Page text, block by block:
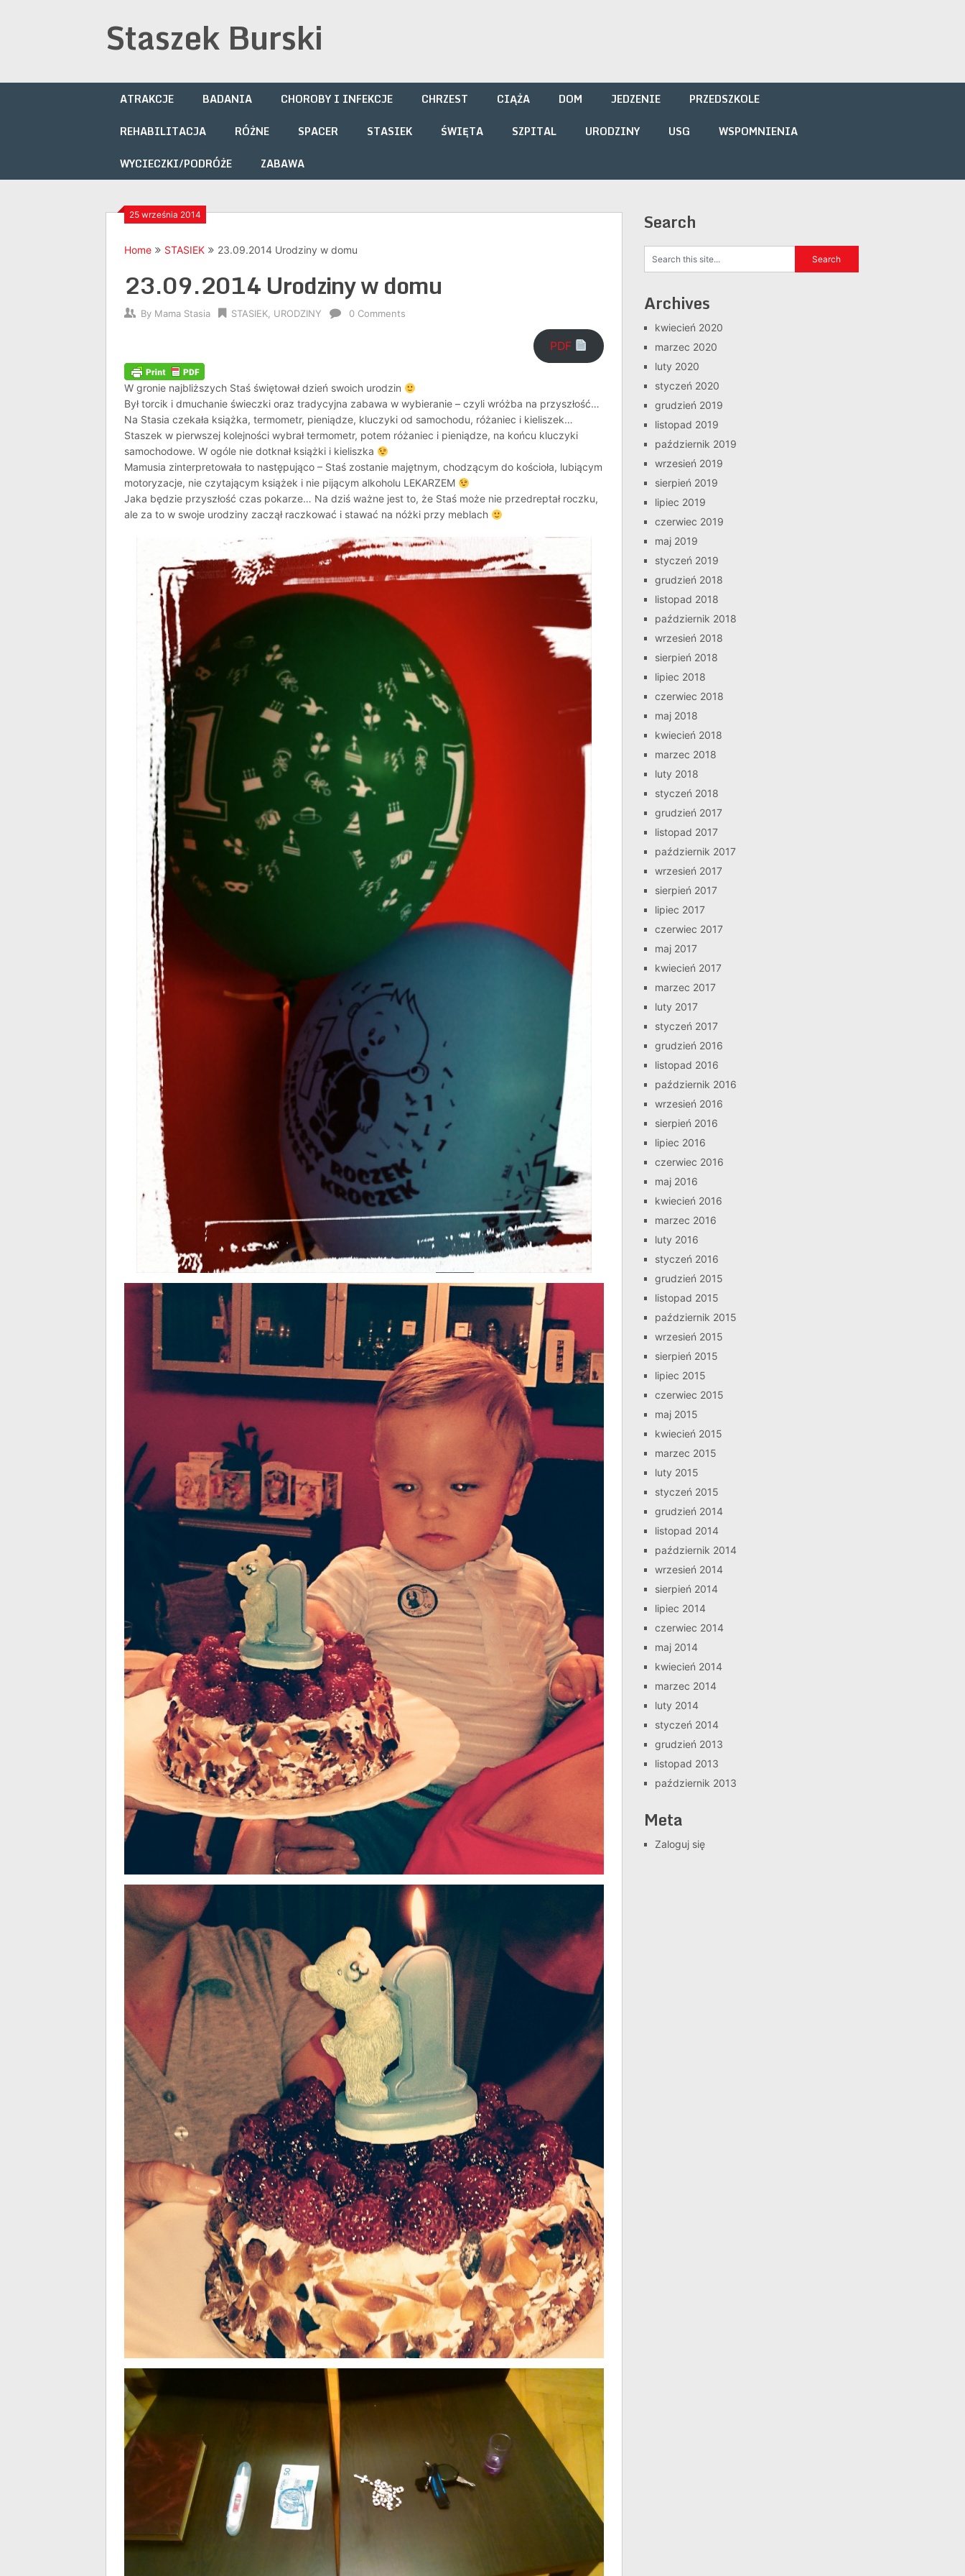
Staszek Burski
ATRAKCJE BADANIA CHOROBY I INFEKCJE CHRZEST CIĄŻA DOM JEDZENIE
PRZEDSZKOLE
REHABILITACJA
RÓŻNE SPACER STASIEK ŚWIĘTA SZPITAL URODZINY USG
WSPOMNIENIA
WYCIECZKI/PODRÓŻE
ZABAWA
25 września 2014
Home STASIEK 23.09.2014 Urodziny w domu
23.09.2014 Urodziny w domu
By Mama Stasia STASIEK URODZINY 0 Comments
PDF
W gronie najbliższych Staś świętował dzień swoich urodzin
Był torcik i dmuchanie świeczki oraz tradycyjna zabawa w wybieranie – czyli wróżba na przyszłość…
Na Stasia czekała książka, termometr, pieniądze, kluczyki od samochodu, różaniec i kieliszek…
Staszek w pierwszej kolejności wybrał termometr, potem różaniec i pieniądze, na końcu kluczyki
samochodowe. W ogóle nie dotknał książki i kieliszka
Mamusia zinterpretowała to następująco – Staś zostanie majętnym, chodzącym do kościoła, lubiącym
motoryzacje, nie czytającym książek i nie pijącym alkoholu LEKARZEM
Jaka będzie przyszłość czas pokarze… Na dziś ważne jest to, że Staś może nie przedreptał roczku,
ale za to w swoje urodziny zaczął raczkować i stawać na nóżki przy meblach
Search
Archives
kwiecień 2020
marzec 2020
luty 2020
styczeń 2020
grudzień 2019
listopad 2019
październik 2019
wrzesień 2019
sierpień 2019
lipiec 2019
czerwiec 2019
maj 2019
styczeń 2019
grudzień 2018
listopad 2018
październik 2018
wrzesień 2018
sierpień 2018
lipiec 2018
czerwiec 2018
maj 2018
kwiecień 2018
marzec 2018
luty 2018
styczeń 2018
grudzień 2017
listopad 2017
październik 2017
wrzesień 2017
sierpień 2017
lipiec 2017
czerwiec 2017
maj 2017
kwiecień 2017
marzec 2017
luty 2017
styczeń 2017
grudzień 2016
listopad 2016
październik 2016
wrzesień 2016
sierpień 2016
lipiec 2016
czerwiec 2016
maj 2016
kwiecień 2016
marzec 2016
luty 2016
styczeń 2016
grudzień 2015
listopad 2015
październik 2015
wrzesień 2015
sierpień 2015
lipiec 2015
czerwiec 2015
maj 2015
kwiecień 2015
marzec 2015
luty 2015
styczeń 2015
grudzień 2014
listopad 2014
październik 2014
wrzesień 2014
sierpień 2014
lipiec 2014
czerwiec 2014
maj 2014
kwiecień 2014
marzec 2014
luty 2014
styczeń 2014
grudzień 2013
listopad 2013
październik 2013
Meta
Zaloguj się